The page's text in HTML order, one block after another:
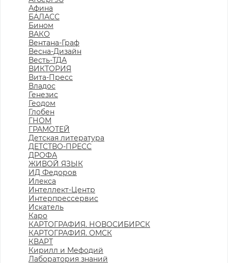
Афина
БАЛАСС
Бином
ВАКО
Вентана-Граф
Весна-Дизайн
Весть-ТДА
ВИКТОРИЯ
Вита-Пресс
Владос
Генезис
Геодом
Глобен
ГНОМ
ГРАМОТЕЙ
Детская литература
ДЕТСТВО-ПРЕСС
ДРОФА
ЖИВОЙ ЯЗЫК
ИД Федоров
Илекса
Интеллект-Центр
Интерпрессервис
Искатель
Каро
КАРТОГРАФИЯ. НОВОСИБИРСК
КАРТОГРАФИЯ. ОМСК
КВАРТ
Кирилл и Мефодий
Лаборатория знаний